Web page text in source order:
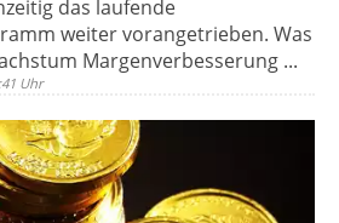
das laufende
weiter vorangetrieben. Was
Margenverbesserung ...
Uhr